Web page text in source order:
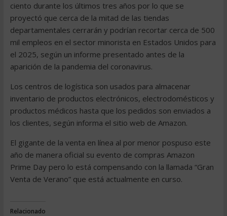
ciento durante los últimos tres años por lo que se
proyectó que cerca de la mitad de las tiendas
departamentales cerrarán y podrían recortar cerca de 500
mil empleos en el sector minorista en Estados Unidos para
el 2025, según un informe presentado antes de la
aparición de la pandemia del coronavirus.
Los centros de logística son usados para almacenar
inventario de productos electrónicos, electrodomésticos y
productos médicos hasta que los pedidos son enviados a
los clientes, según informa el sitio web de Amazon.
El gigante de la venta en línea al por menor pospuso este
año de manera oficial su evento de compras Amazon
Prime Day pero lo está compensando con la llamada “Gran
Venta de Verano” que está actualmente en curso.
Relacionado